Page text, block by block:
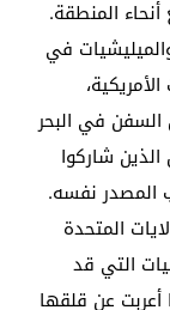
المنطقة.
في
السفن في البحر
شاركوا
المصدر نفسه.
المتحدة
التي قد
عن قلقها